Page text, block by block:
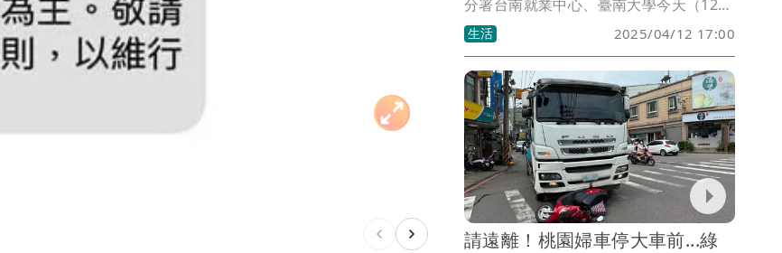
分署台南就業中心、臺南大學今天（12
日）共同舉辦校園徵才活動，祭出上千個
職缺，近7成月薪35K起跳，甚至有上看
65K的職缺，且9成以上門檻低，免經驗
也可投履歷應徵，另外還有8家廠商設置
「友善工讀職缺」專區，提供外籍生合法
打工與職場體驗機會。
生活 2025/04/12 17:00
請遠離！桃園婦車停大車前...綠